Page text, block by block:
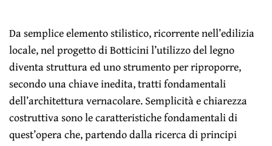
Da semplice elemento stilistico, ricorrente nell’edilizia
locale, nel progetto di Botticini l’utilizzo del legno
diventa struttura ed uno strumento per riproporre,
secondo una chiave inedita, tratti fondamentali
dell’architettura vernacolare. Semplicità e chiarezza
costruttiva sono le caratteristiche fondamentali di
quest’opera che, partendo dalla ricerca di principi